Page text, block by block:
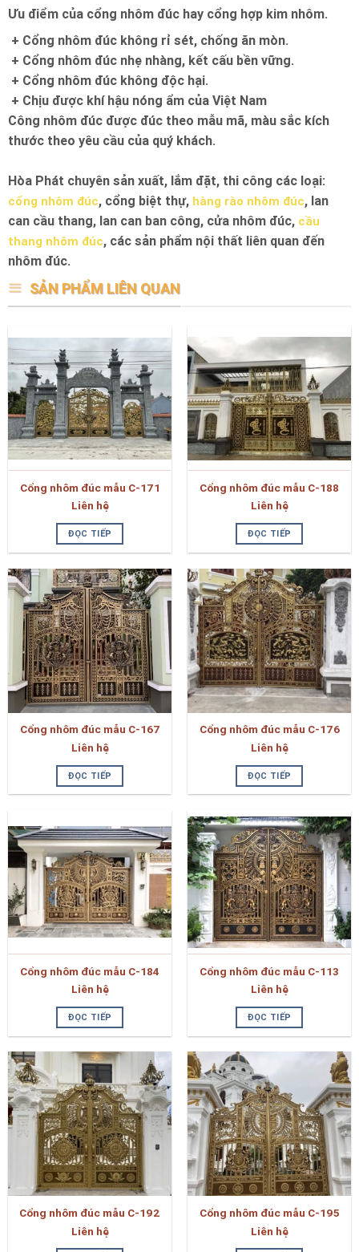
Ưu điểm của cổng nhôm đúc hay cổng hợp kim nhôm.
+ Cổng nhôm đúc không rỉ sét, chống ăn mòn.
+ Cổng nhôm đúc nhẹ nhàng, kết cấu bền vững.
+ Cổng nhôm đúc không độc hại.
+ Chịu được khí hậu nóng ẩm của Việt Nam
Công nhôm đúc được đúc theo mẫu mã, màu sắc kích
thước theo yêu cầu của quý khách.
Hòa Phát chuyên sản xuất, lắm đặt, thi công các loại:
cổng nhôm đúc, cổng biệt thự, hàng rào nhôm đúc, lan
can cầu thang, lan can ban công, cửa nhôm đúc, cầu
thang nhôm đúc, các sản phẩm nội thất liên quan đến
nhôm đúc.
SẢN PHẨM LIÊN QUAN
Cổng nhôm đúc mẫu C-171
Liên hệ
ĐỌC TIẾP
Cổng nhôm đúc mẫu C-188
Liên hệ
ĐỌC TIẾP
Cổng nhôm đúc mẫu C-167
Liên hệ
ĐỌC TIẾP
Cổng nhôm đúc mẫu C-176
Liên hệ
ĐỌC TIẾP
Cổng nhôm đúc mẫu C-184
Liên hệ
ĐỌC TIẾP
Cổng nhôm đúc mẫu C-113
Liên hệ
ĐỌC TIẾP
Cổng nhôm đúc mẫu C-192
Liên hệ
Cổng nhôm đúc mẫu C-195
Liên hệ